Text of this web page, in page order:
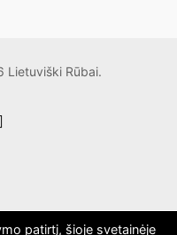
Lietuviški Rūbai.
patirtį, šioje svetainėje